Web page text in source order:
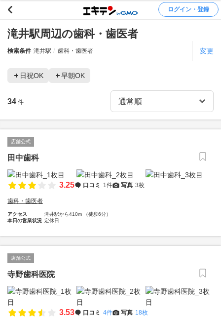
ログイン・登録
滝井駅周辺の歯科・歯医者
検索条件 滝井駅 歯科・歯医者 変更
日祝OK 早朝OK
34 件
店舗公式
田中歯科
3.25 口コミ 1件 写真 3枚
歯科・歯医者
アクセス
滝井駅から410m （徒歩6分）
本日の営業状況 定休日
店舗公式
寺野歯科医院
3.53 口コミ 4件 写真 18枚